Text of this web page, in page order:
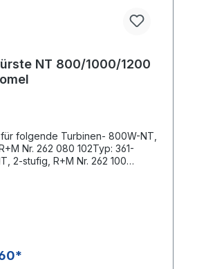
NT 800/1000/1200
folgende Turbinen- 800W-NT,
Nr. 262 080 102Typ: 361-
2-stufig, R+M Nr. 262 100